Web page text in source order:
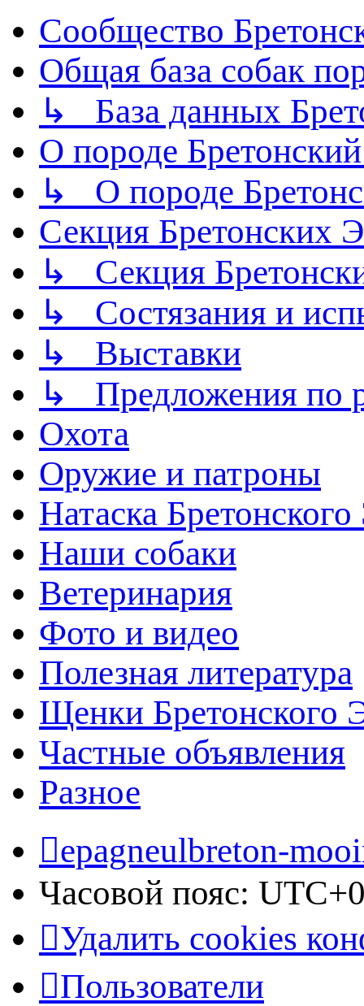
Сообщество
Общая база собак
↳ База данных
О породе
↳ О породе
Секция
↳ Секция
↳ Состязания и
↳ Выставки
↳ Предложения по
Охота
Оружие и патроны
Натаска
Наши собаки
Ветеринария
Фото и видео
Полезная литература
Щенки Бретонского
Частные объявления
Разное
epagneulbreton-
Часовой пояс:
Удалить cookies
Пользователи